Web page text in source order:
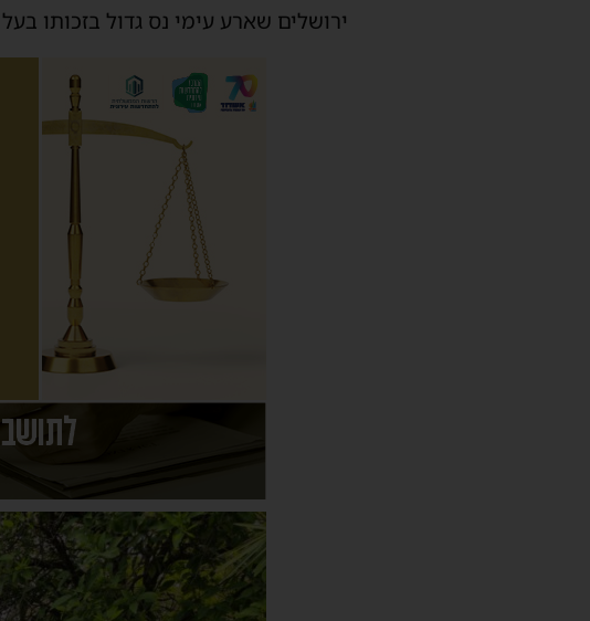
ירושלים שארע עימי נס גדול בזכותו